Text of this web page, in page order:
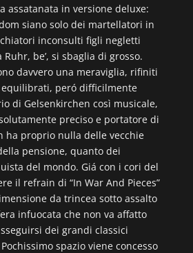
assatanata in versione deluxe:
siano solo dei martellatori in
inconsulti figli negletti
be’, si sbaglia di grosso.
davvero una meraviglia, rifiniti
peró difficilmente
di Gelsenkirchen così musicale,
preciso e portatore di
ha proprio nulla delle vecchie
pensione, quanto dei
del mondo. Giá con i cori del
il refrain di “In War And Pieces”
da trincea sotto assalto
infuocata che non va affatto
dei grandi classici
spazio viene concesso